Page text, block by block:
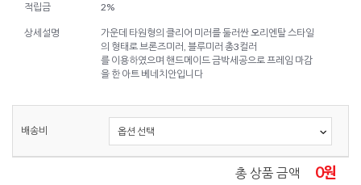
적립금 2%
상세설명
가운데 타원형의 클리어 미러를 둘러싼 오리엔탈 스타일
의 형태로 브론즈미러, 블루미러 총3컬러
를 이용하였으며 핸드메이드 금박세공으로 프레임 마감
을 한 아트 베네치안입니다
배송비
총 상품 금액 0원